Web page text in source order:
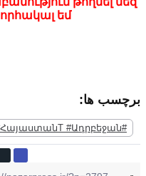
շնորհակալ եմ
ها: